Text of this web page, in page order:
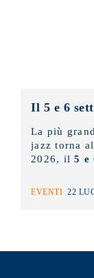
La più
jazz torna
2026, il 5 e
EVENTI 22